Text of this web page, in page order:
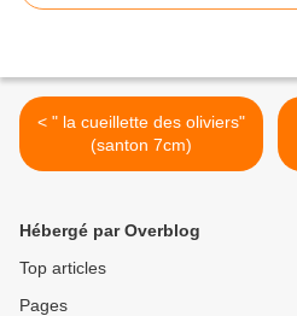
< " la cueillette des oliviers"
(santon 7cm)
Hébergé par Overblog
Top articles
Pages